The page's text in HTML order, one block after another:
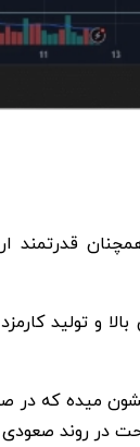
قدرتمند
بالا و تولید
میده که در
روند صعودی